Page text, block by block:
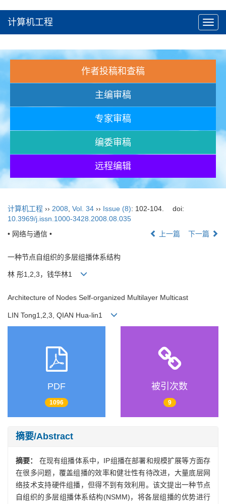
计算机工程
作者投稿和查稿
主编审稿
专家审稿
编委审稿
远程编辑
计算机工程 ›› 2008 Vol. 34 ›› Issue (8): 102-104.
doi:
10.3969/j.issn.1000-3428.2008.08.035
• 网络与通信 •
上一篇 下一篇
一种节点自组织的多层组播体系结构
林 彤1,2,3，钱华林1
Architecture of Nodes Self-organized Multilayer Multicast
LIN Tong1,2,3, QIAN Hua-lin1
PDF
1096
被引次数
9
摘要/Abstract
摘要： 在现有组播体系中，IP组播在部署和规模扩展等方面存
在很多问题，覆盖组播的效率和健壮性有待改进，大量底层网
络技术支持硬件组播，但得不到有效利用。该文提出一种节点
自组织的多层组播体系结构(NSMM)，将各层组播的优势进行